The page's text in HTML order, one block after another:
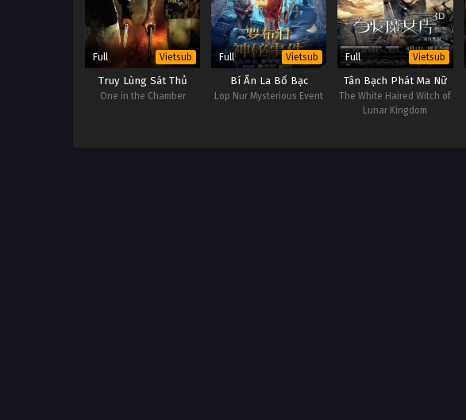
Full Vietsub
Truy Lùng Sát Thủ
One in the Chamber
Full Vietsub
Bí Ẩn La Bố Bạc
Lop Nur Mysterious Event
Full Vietsub
Tân Bạch Phát Ma Nữ
The White Haired Witch of
Lunar Kingdom